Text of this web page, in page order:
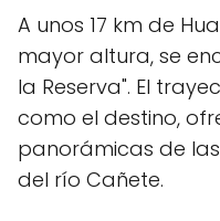
A unos 17 km de
mayor altura, se
la Reserva". El
como el destino,
panorámicas de las
del río Cañete.